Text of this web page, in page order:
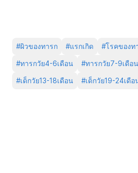
#ผิวของทารก #แรกเกิด #โรคของท
#ทารกวัย4-6เดือน #ทารกวัย7-9เดือน
#เด็กวัย13-18เดือน #เด็กวัย19-24เดือ